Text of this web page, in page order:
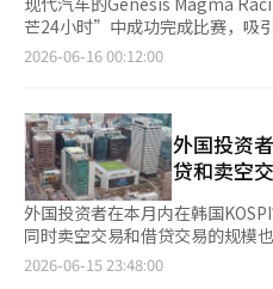
无通行费开放”。国内股市也因此
证券研究员李京敏分析称：“综
的消息，风险资产偏好情绪增强
面，外国投资者和机构共同进行
118亿韩元，机构净买入5460亿
个人投资者则净卖出1兆4944亿韩元，
股票普遍上涨。三星电子（
广场（3.68%）、三星电机（
LG能源解决方案（5.00%）、三
（14.58%）、HD现代重工（9.23%）均
也呈现上涨趋势。KOSDAQ收盘
芒24小时”中成功完成比赛，吸
注。 勒芒24小时赛是在法国勒芒赛道上进行的极限比赛，参赛者
赛中，Genesis Magma Racing
利完成比赛。国内粉丝纷纷表示
树立了重要里程碑。” 与此同时，比赛期间进行的官方YouTube
直播也引起了热议。 当时，YouTube账号的管理员通过车辆的车
载摄像头视频进行实时聊天，网
圈？”、“不要勉强，完成比赛
信息。 在此期间，官方账号的管理员对车辆上可见设备的问题回
答道：“看起来像天线的就是天
2026-06-16 00:12:00
外国投资
贷和卖空
外国投资者在本月内在韩国
同时卖空交易和借贷交易的规模
同时扩大，分析认为外国投资者
2026-06-15 23:48:00